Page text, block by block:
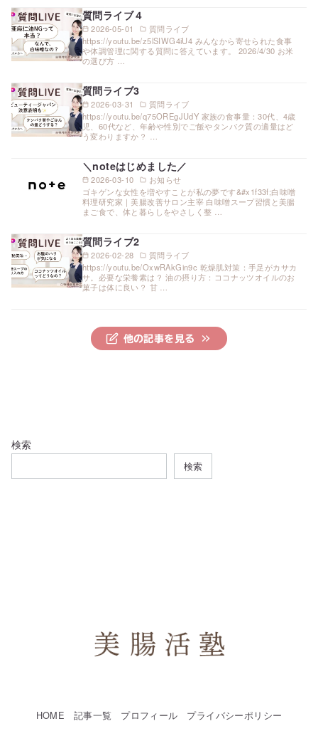
2026-05-01 質問ライブ
質問ライブ４
https://youtu.be/z5lSIWG4iU4 みんなから寄せられた食事
や体調管理に関する質問に答えています。 2026/4/30 お米
の選び方 …
2026-03-31 質問ライブ
質問ライブ3
https://youtu.be/q75OREgJUdY 家族の食事量：30代、4歳
児、60代など、年齢や性別でご飯やタンパク質の適量はど
う変わりますか？ …
2026-03-10 お知らせ
＼noteはじめました／
ゴキゲンな女性を増やすことが私の夢です&#x1f33f;白味噌
料理研究家｜美腸改善サロン主宰 白味噌スープ習慣と美腸
まご食で、体と暮らしをやさしく整 …
2026-02-28 質問ライブ
質問ライブ2
https://youtu.be/OxwRAkGin9c 乾燥肌対策：手足がカサカ
サ。必要な栄養素は？ 油の摂り方：ココナッツオイルのお
菓子は体に良い？ 甘 …
他の記事を見る
検索
検索
HOME 記事一覧 プロフィール プライバシーポリシー